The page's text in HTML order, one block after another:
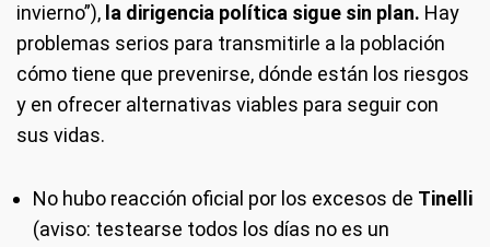
invierno”), la dirigencia política sigue sin plan. Hay
problemas serios para transmitirle a la población
cómo tiene que prevenirse, dónde están los riesgos
y en ofrecer alternativas viables para seguir con
sus vidas.
No hubo reacción oficial por los excesos de Tinelli
(aviso: testearse todos los días no es un